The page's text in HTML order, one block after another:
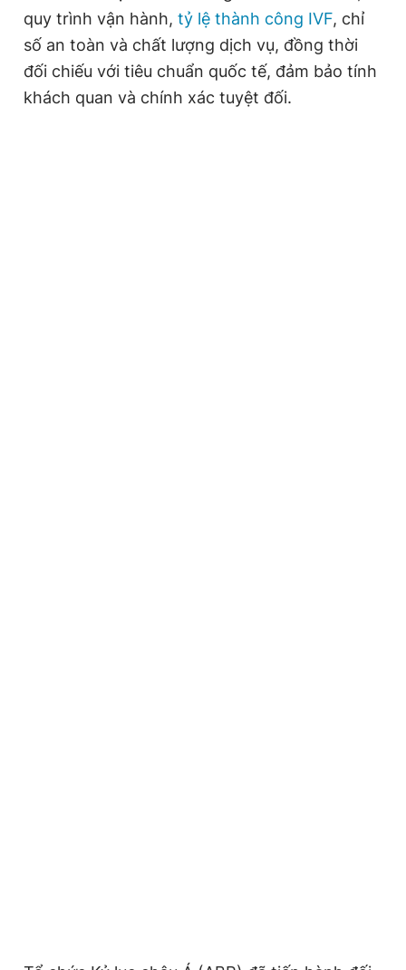
quy trình vận hành, tỷ lệ thành công IVF, chỉ
số an toàn và chất lượng dịch vụ, đồng thời
đối chiếu với tiêu chuẩn quốc tế, đảm bảo tính
khách quan và chính xác tuyệt đối.